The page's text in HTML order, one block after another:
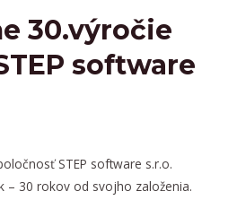
30.výročie
software
STEP software s.r.o.
– 30 rokov od svojho založenia.